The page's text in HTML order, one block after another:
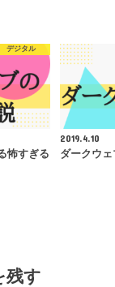
デジタル
怖すぎる
2019.4.10
ダークウ
残す